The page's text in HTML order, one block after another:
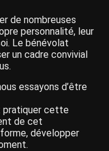
de nombreuses
personnalité, leur
Le bénévolat
un cadre convivial
essayons d’être
pratiquer cette
de cet
développer